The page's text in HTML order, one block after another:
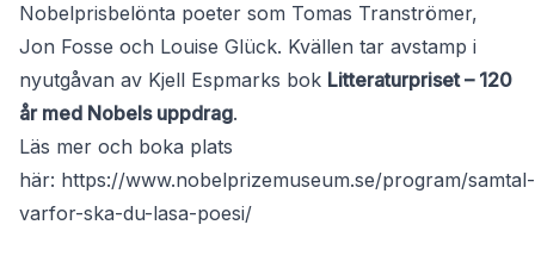
Nobelprisbelönta poeter som Tomas Tranströmer,
Jon Fosse och Louise Glück. Kvällen tar avstamp i
nyutgåvan av Kjell Espmarks bok Litteraturpriset – 120
år med Nobels uppdrag.
Läs mer och boka plats
här: https://www.nobelprizemuseum.se/program/samtal-
varfor-ska-du-lasa-poesi/